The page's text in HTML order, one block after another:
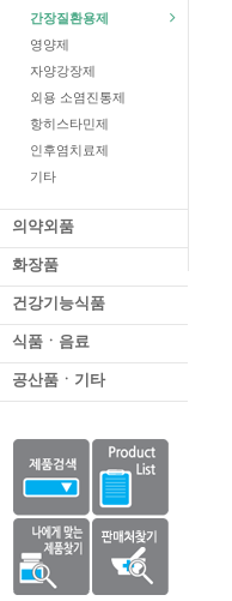
간장질환용제
영양제
자양강장제
외용 소염진통제
항히스타민제
인후염치료제
기타
의약외품
화장품
건강기능식품
식품ㆍ음료
공산품ㆍ기타